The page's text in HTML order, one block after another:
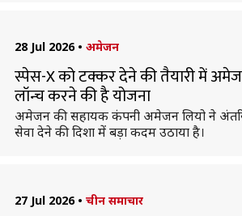
28 Jul 2026 • अमेजन
स्पेस-X को टक्कर देने की तैयारी में
लॉन्च करने की है योजना
अमेजन की सहायक कंपनी अमेजन लियो ने
सेवा देने की दिशा में बड़ा कदम उठाया है।
27 Jul 2026 • चीन समाचार